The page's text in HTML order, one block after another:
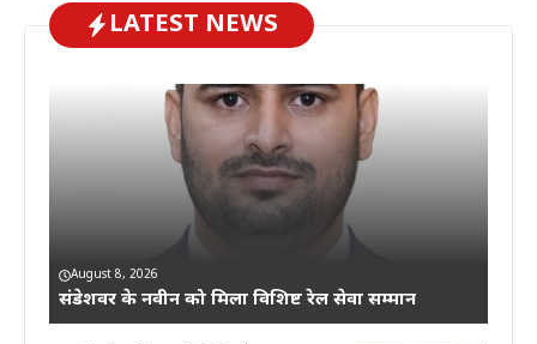
LATEST NEWS
August 8, 2026
संडेशवर के नवीन को मिला विशिष्ट रेल सेवा सम्मान